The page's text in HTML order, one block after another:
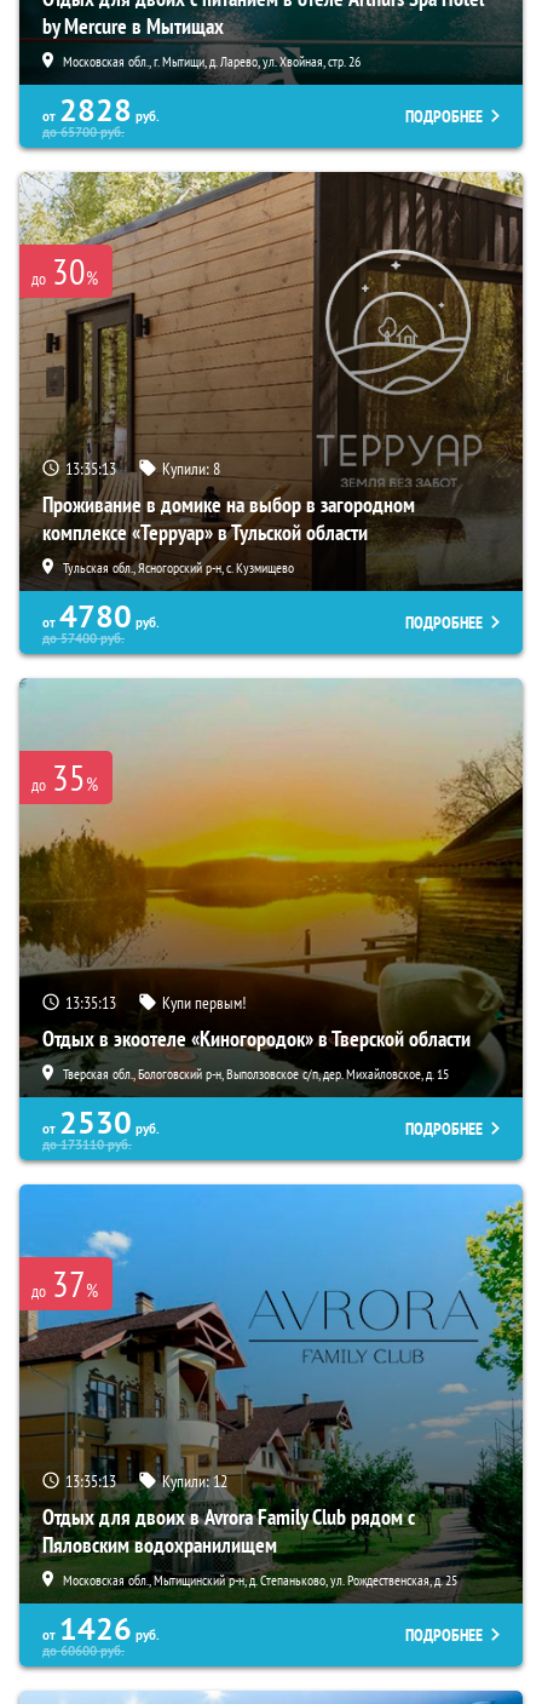
by Mercure в Мытищах
Московская обл., г. Мытищи, д. Ларево, ул. Хвойная, стр. 26
от 2828 руб.
до65700руб.
ПОДРОБНЕЕ
до 30%
13:35:12 Купили:8
Проживание в домике на выбор в загородном
комплексе «Терруар» в Тульской области
Тульская обл., Ясногорский р-н, с. Кузмищево
от 4780 руб.
до57400руб.
ПОДРОБНЕЕ
до 35%
13:35:12 Купи первым!
Отдых в экоотеле «Киногородок» в Тверской области
Тверская обл., Бологовский р-н, Выползовское с/п, дер. Михайловское, д. 15
от 2530 руб.
до173110руб.
ПОДРОБНЕЕ
до 37%
13:35:12 Купили:12
Отдых для двоих в Avrora Family Club рядом с
Пяловским водохранилищем
Московская обл., Мытищинский р-н, д. Степаньково, ул. Рождественская, д. 25
от 1426 руб.
до60600руб.
ПОДРОБНЕЕ